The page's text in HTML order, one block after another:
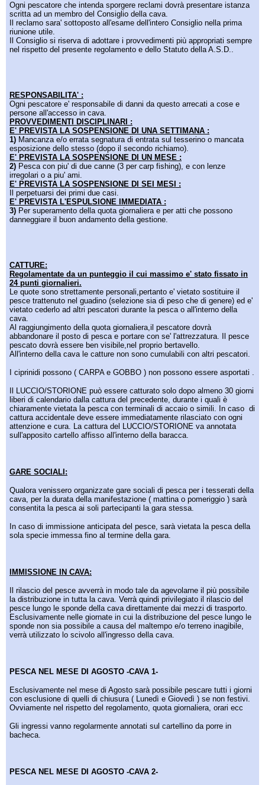
Ogni pescatore che intenda sporgere reclami dovrà presentare istanza
scritta ad un membro del Consiglio della cava.
Il reclamo sara' sottoposto all'esame dell'intero Consiglio nella prima
riunione utile.
Il Consiglio si riserva di adottare i provvedimenti più appropriati sempre
nel rispetto del presente regolamento e dello Statuto della A.S.D..
RESPONSABILITA' :
Ogni pescatore e' responsabile di danni da questo arrecati a cose e
persone all'accesso in cava.
PROVVEDIMENTI DISCIPLINARI :
E' PREVISTA LA SOSPENSIONE DI UNA SETTIMANA :
1) Mancanza e/o errata segnatura di entrata sul tesserino o mancata
esposizione dello stesso (dopo il secondo richiamo).
E' PREVISTA LA SOSPENSIONE DI UN MESE :
2) Pesca con piu' di due canne (3 per carp fishing), e con lenze
irregolari o a piu' ami.
E' PREVISTA LA SOSPENSIONE DI SEI MESI :
Il perpetuarsi dei primi due casi.
E' PREVISTA L'ESPULSIONE IMMEDIATA :
3) Per superamento della quota giornaliera e per atti che possono
danneggiare il buon andamento della gestione.
CATTURE:
Regolamentate da un punteggio il cui massimo e' stato fissato in
24 punti giornalieri.
Le quote sono strettamente personali,pertanto e' vietato sostituire il
pesce trattenuto nel guadino (selezione sia di peso che di genere) ed e'
vietato cederlo ad altri pescatori durante la pesca o all'interno della
cava.
Al raggiungimento della quota giornaliera,il pescatore dovrà
abbandonare il posto di pesca e portare con se' l'attrezzatura. Il pesce
pescato dovrà essere ben visibile,nel proprio bertavello.
All'interno della cava le catture non sono cumulabili con altri pescatori.
I ciprinidi possono ( CARPA e GOBBO ) non possono essere asportati .
Il LUCCIO/STORIONE può essere catturato solo dopo almeno 30 giorni
liberi di calendario dalla cattura del precedente, durante i quali è
chiaramente vietata la pesca con terminali di accaio o simili. In caso di
cattura accidentale deve essere immediatamente rilasciato con ogni
attenzione e cura. La cattura del LUCCIO/STORIONE va annotata
sull'apposito cartello affisso all'interno della baracca.
GARE SOCIALI:
Qualora venissero organizzate gare sociali di pesca per i tesserati della
cava, per la durata della manifestazione ( mattina o pomeriggio ) sarà
consentita la pesca ai soli partecipanti la gara stessa.
In caso di immissione anticipata del pesce, sarà vietata la pesca della
sola specie immessa fino al termine della gara.
IMMISSIONE IN CAVA:
Il rilascio del pesce avverrà in modo tale da agevolarne il più possibile
la distribuzione in tutta la cava. Verrà quindi privilegiato il rilascio del
pesce lungo le sponde della cava direttamente dai mezzi di trasporto.
Esclusivamente nelle giornate in cui la distribuzione del pesce lungo le
sponde non sia possibile a causa del maltempo e/o terreno inagibile,
verrà utilizzato lo scivolo all'ingresso della cava.
PESCA NEL MESE DI AGOSTO -CAVA 1-
Esclusivamente nel mese di Agosto sarà possibile pescare tutti i giorni
con esclusione di quelli di chiusura ( Lunedì e Giovedì ) se non festivi.
Ovviamente nel rispetto del regolamento, quota giornaliera, orari ecc
Gli ingressi vanno regolarmente annotati sul cartellino da porre in
bacheca.
PESCA NEL MESE DI AGOSTO -CAVA 2-